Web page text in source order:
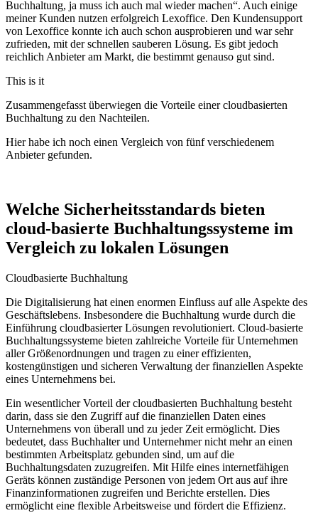
Buchhaltung, ja muss ich auch mal wieder machen“. Auch einige
meiner Kunden nutzen erfolgreich Lexoffice. Den Kundensupport
von Lexoffice konnte ich auch schon ausprobieren und war sehr
zufrieden, mit der schnellen sauberen Lösung. Es gibt jedoch
reichlich Anbieter am Markt, die bestimmt genauso gut sind.
This is it
Zusammengefasst überwiegen die Vorteile einer cloudbasierten
Buchhaltung zu den Nachteilen.
Hier habe ich noch einen Vergleich von fünf verschiedenem
Anbieter gefunden.
⁢Welche Sicherheitsstandards bieten
cloud-basierte ‍Buchhaltungssysteme im
Vergleich zu ⁣lokalen Lösungen
Cloudbasierte Buchhaltung
Die Digitalisierung hat einen enormen⁤ Einfluss auf alle ‍Aspekte‌ des
‍Geschäftslebens.‌ Insbesondere die Buchhaltung wurde durch die​
Einführung cloudbasierter Lösungen revolutioniert. Cloud-basierte
Buchhaltungssysteme bieten zahlreiche Vorteile für⁢ Unternehmen⁣
aller ‍Größenordnungen und tragen ⁢zu ⁢einer effizienten,
kostengünstigen und sicheren Verwaltung der finanziellen Aspekte
eines Unternehmens‌ bei.
Ein wesentlicher Vorteil ‌der cloudbasierten‍ Buchhaltung besteht
darin, dass sie den Zugriff ‍auf die⁤ finanziellen Daten eines
Unternehmens von überall⁣ und ​zu jeder​ Zeit ermöglicht. Dies
bedeutet, dass Buchhalter und Unternehmer nicht mehr an einen
bestimmten Arbeitsplatz‍ gebunden sind, um auf ​die
Buchhaltungsdaten zuzugreifen. Mit Hilfe eines internetfähigen
Geräts können zuständige‍ Personen ⁤von jedem Ort aus⁣ auf ihre
Finanzinformationen zugreifen und Berichte erstellen.⁤ Dies
ermöglicht eine​ flexible Arbeitsweise und fördert die ⁣Effizienz.